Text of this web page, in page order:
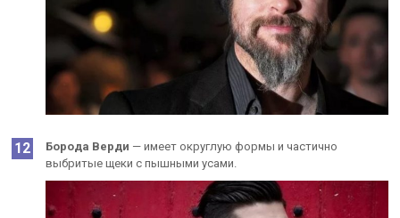
Борода Верди — имеет округлую формы и частично
выбритые щеки с пышными усами.